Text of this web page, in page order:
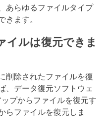
あらゆるファイルタイプ
ます。
イルは復元できま
削除されたファイルを復
、データ復元ソフトウェ
プからファイルを復元す
らファイルを復元しま